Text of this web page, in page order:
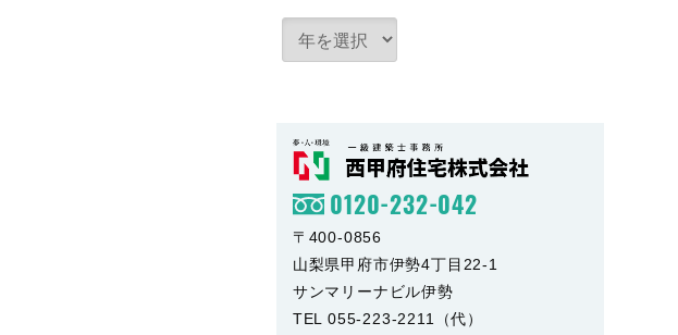
0120-232-042
〒400-0856
山梨県甲府市伊勢4丁目22-1
サンマリーナビル伊勢
TEL 055-223-2211（代）